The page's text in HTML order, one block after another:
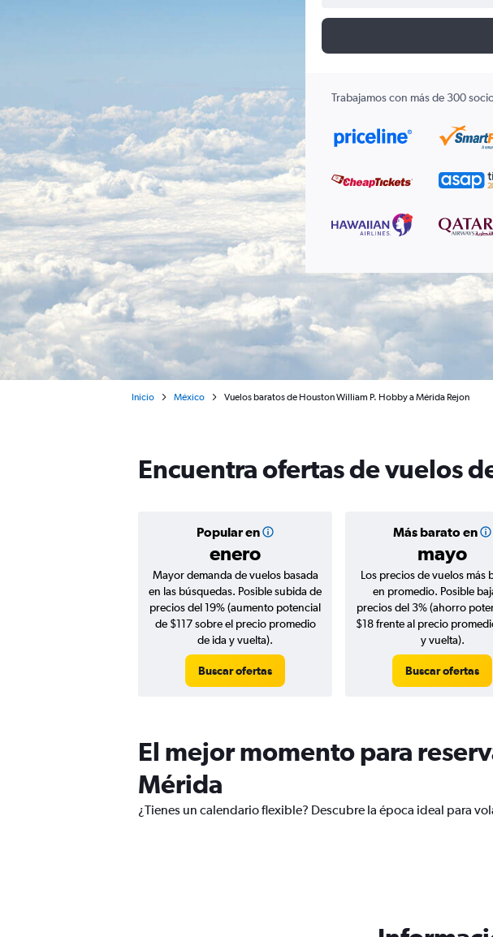
Trabajamos con más de 300
Inicio México Vuelos baratos de Houston William P. Hobby a Mérida Rejon
Encuentra ofertas de vuelos
Popular en
enero
Más barato en
mayo
Mayor demanda de vuelos basada
en las búsquedas. Posible subida de
precios del 19% (aumento potencial
de $117 sobre el precio promedio
de ida y vuelta).
Buscar ofertas
Los precios de vuelos más
en promedio. Posible
precios del 3% (ahorro
$18 frente al precio
y vuelta).
Buscar ofertas
El mejor momento para
Mérida
¿Tienes un calendario flexible? Descubre la época ideal para